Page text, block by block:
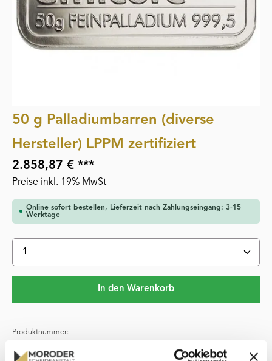
50 g Palladiumbarren (diverse
Hersteller) LPPM zertifiziert
2.858,87 € ***
Preise inkl. 19% MwSt
Online sofort bestellen, Lieferzeit nach Zahlungseingang: 3-15
Werktage
Produkt Anzahl: Gib den gewünschten Wert ein
In den Warenkorb
Produktnummer:
Hersteller: